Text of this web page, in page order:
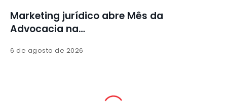
Culto de gratidão integra Mês da
Advocacia
5 de agosto de 2026